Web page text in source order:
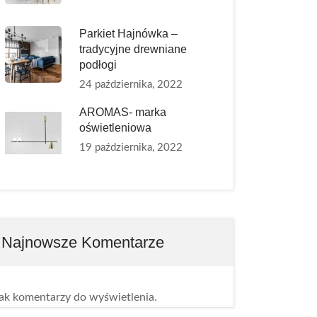
Parkiet Hajnówka –
tradycyjne drewniane
podłogi
24 października, 2022
AROMAS- marka
oświetleniowa
19 października, 2022
Najnowsze Komentarze
komentarzy do wyświetlenia.